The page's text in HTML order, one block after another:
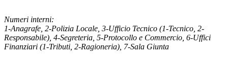
Numeri interni:
1-Anagrafe, 2-Polizia Locale, 3-Ufficio Tecnico (1-Tecnico, 2-
Responsabile), 4-Segreteria, 5-Protocollo e Commercio, 6-Uffici
Finanziari (1-Tributi, 2-Ragioneria), 7-Sala Giunta